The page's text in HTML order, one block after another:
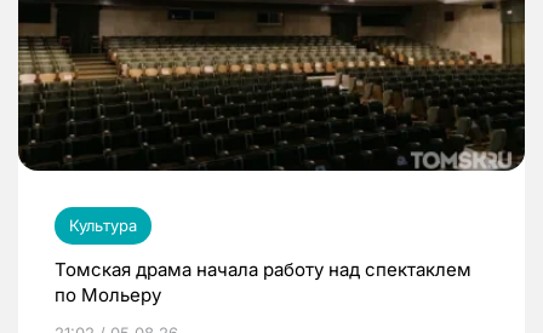
Культура
Томская драма начала работу над спектаклем
по Мольеру